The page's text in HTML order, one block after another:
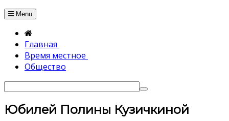
Menu
Главная
Время местное
Общество
Юбилей Полины Кузичкиной